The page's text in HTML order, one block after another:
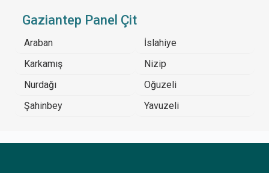
Gaziantep Panel Çit
Araban
İslahiye
Karkamış
Nizip
Nurdağı
Oğuzeli
Şahinbey
Yavuzeli